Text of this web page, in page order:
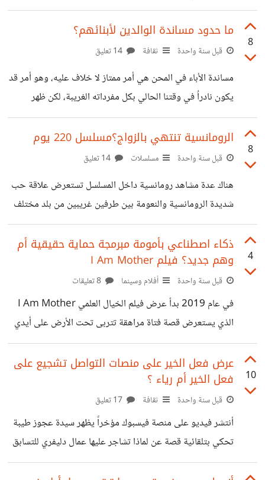
أو صينية بعمر 4 سنوات تقوم من النوم تهندم فراشها، وتنظف
اسنانها، وتعتني بنفسها صحياً ، وتطهو الطعام لتحضير الأفطار
لنفسها ولوالدها بالكامل، ثم تقوم بعدها بتنظيف المكان حولها،
، وترمي الزبالة، وتشتري أخيراً أحتياجات المنزل وتعود ، وتفعل
كل ذلك ببساطة متناهية ومستمتعة بذلك وكأنها تلعب ، الفيديو
برغم كونه مضحك
8
ما حدود مساندة الوالدين لأبنائهم؟
قبل سنة واحدة ثقافة
مساندة الأباء في المحن هي أمر ممتاز لا خلاف عليه، وهو أمر قد
يكون نادراُ في وقتنا الحالي بكل مفرداته الغريبة، لكن ظهر
مؤخراً خبر على منصات التواصل الاجتماعي يسخر من تصريح
من والدي (هدير عبد الرازق) المتهمة بقضايا مخلة والتي نشر لها
مؤخراً كثير من الفيديوهات التي تحتوي على تسريبات تؤكد ما
إنها كونت ثروتها بالتعب والشقاء، وتقول الأم أنه ما يظهر
بالفيديوهات هو فيديو مفبرك لوجهها مصمم
8
الرومانسية تنتهي بالزواج؟مسلسل 220 يوم
قبل سنة واحدة مسلسلات
هناك عدة مشاهد رومانسية داخل المسلسل تستعرض علاقة حب
شديدة الرومانسية والنعومة بين طرفين غريبين من بلد مختلف
تنتعش لأنهم لا يعرفون بعضهم البعض حقاً بمنطق أن كل الأقطاب
المتنافرة تتجاذب، وهو ما حدث فيلعب الخيال الرومانسي جانب
ملتهب في جعل العلاقة بخيال كل طرف مكتملة (فلا أحد يرى
العيوب للآخر) وتنتهي العلاقة بحسب ما شاهدت من المسلسل
[دون أن تكتمل] فالفتاة هنا رغم كونها أحبت الشاب والشاب أحب
الفتاة، ولكن تختار الفتاة أن تبتعد لتحافظ على العلاقة كما هي
4
ذكاء اصطناعي بأمومة مبرمجة حماية حقيقية أم
وهم جديد؟ فيلم I Am Mother
قبل سنة واحدة أفلام وسينما
في عام 2019 بدأ عرض فيلم الخيال العلمي I Am Mother
الذي يستعرض قصة فتاة مراهقة تتربى تحت الأرض على أيدي
أم آلية، صُممت لإعادة تأهيل الأرض بعد وقوع الانقراض، ومن
وقت مشاهدتي للفيلم أستمتعت به كقصة خيالية غير قابلة
للحدوث ، ولكن المضحك أن تلك القصة بالفعل يتم الإشارة لها
كسيناريو حقيقي قابل للحدوث فعلياً فبحسب تصريح جيفري
هينتون المعروف بلقب الأب الروحي للذكاء الاصطناعي ، يقترح
حلاً جذرياً لمشكلة قد تؤدي لفناء البشرية ، فبدلاً من محاولة
10
عرض فعل الخير على منصات التواصل تشجيع على
فعل الخير أم رياء ؟
قبل سنة واحدة ثقافة
أنتشر فيديو على منصة فيسبوك مؤخراً يظهر سيدة عجوز طيبة
تحكي بتلقائية قصة عن لماذا تشاجر عليها عمال دليفري للتسابق
على خدماتها لكونها تقوم بإحضار مقعد لمن يأتي منهم للجلوس